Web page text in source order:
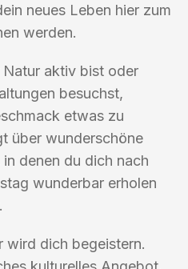
neues Leben hier zum
werden.
Natur aktiv bist oder
besuchst,
etwas zu
über wunderschöne
denen du dich nach
wunderbar erholen
wird dich begeistern.